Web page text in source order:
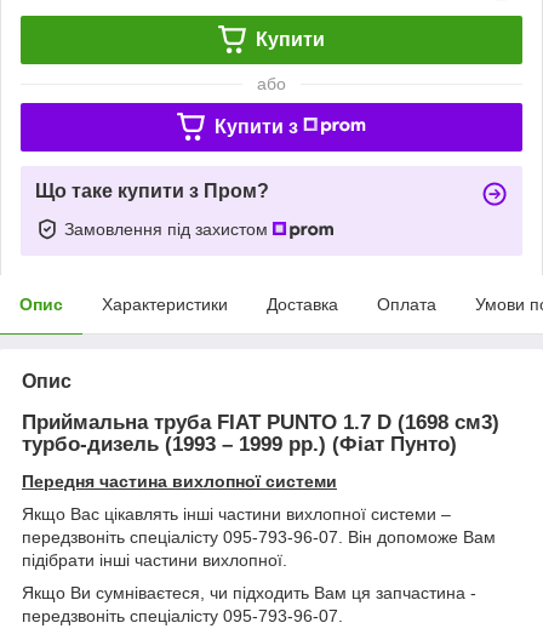
Купити
або
Купити з
Що таке купити з Пром?
Замовлення під захистом
Опис Характеристики Доставка Оплата Умови
Опис
Приймальна труба FIAT PUNTO 1.7 D (1698 см3)
турбо-дизель (1993 – 1999 рр.) (Фіат Пунто)
Передня частина вихлопної системи
Якщо Вас цікавлять інші частини вихлопної системи –
передзвоніть спеціалісту 095-793-96-07. Він допоможе Вам
підібрати інші частини вихлопної.
Якщо Ви сумніваєтеся, чи підходить Вам ця запчастина -
передзвоніть спеціалісту 095-793-96-07.